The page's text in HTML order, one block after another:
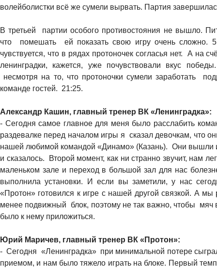
волейболистки всё же сумели вырвать. Партия
В третьей партии особого противостояния не вышло.
что помешать ей показать свою игру очень сложно.
чувствуется, что в рядах протоночек согласья нет. А на
ленинградки, кажется, уже почувствовали вкус
несмотря на то, что протоночки сумели заработать
команде гостей. 21:25.
Александр Кашин, главный тренер ВК «Ленинградка»:
- Сегодня самое главное для меня было расслабить
раздевалке перед началом игры я сказал девочкам, что
нашей любимой командой «Динамо» (Казань). Они вышли
и сказалось. Второй момент, как ни странно звучит, нам
маленьком зале и переход в большой зал для нас
выполнила установки. И если вы заметили, у нас
«Протон» готовился к игре с нашей другой связкой. А
менее подвижный блок, поэтому не так важно, чтобы мяч
было к нему приложиться.
Юрий Маричев, главный тренер ВК «Протон»:
- Сегодня «Ленинградка» при минимальной потере
приемом, и нам было тяжело играть на блоке. Первый